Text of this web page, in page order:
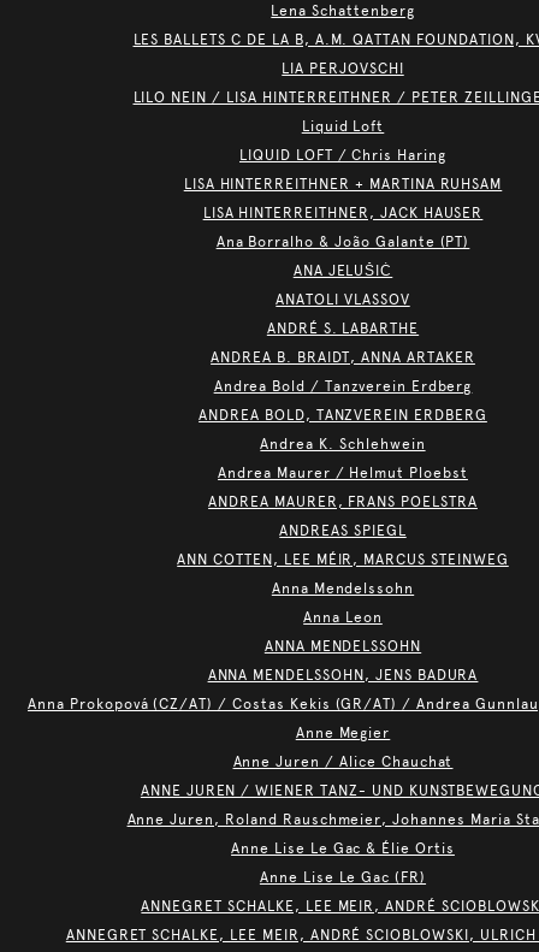
Lena Schattenberg
LES BALLETS C DE LA B, A.M. QATTAN FOUNDATION,
LIA PERJOVSCHI
LILO NEIN / LISA HINTERREITHNER / PETER
Liquid Loft
LIQUID LOFT / Chris Haring
LISA HINTERREITHNER + MARTINA RUHSAM
LISA HINTERREITHNER, JACK HAUSER
Ana Borralho & João Galante (PT)
ANA JELUŠIĆ
ANATOLI VLASSOV
ANDRÉ S. LABARTHE
ANDREA B. BRAIDT, ANNA ARTAKER
Andrea Bold / Tanzverein Erdberg
ANDREA BOLD, TANZVEREIN ERDBERG
Andrea K. Schlehwein
Andrea Maurer / Helmut Ploebst
ANDREA MAURER, FRANS POELSTRA
ANDREAS SPIEGL
ANN COTTEN, LEE MÉIR, MARCUS STEINWEG
Anna Mendelssohn
Anna Leon
ANNA MENDELSSOHN
ANNA MENDELSSOHN, JENS BADURA
Anna Prokopová (CZ/AT) / Costas Kekis (GR/AT) / Andrea
Anne Megier
Anne Juren / Alice Chauchat
ANNE JUREN / WIENER TANZ- UND
Anne Juren, Roland Rauschmeier, Johannes Maria
Anne Lise Le Gac & Élie Ortis
Anne Lise Le Gac (FR)
ANNEGRET SCHALKE, LEE MEIR, ANDRÉ
ANNEGRET SCHALKE, LEE MEIR, ANDRÉ SCIOBLOWSKI,